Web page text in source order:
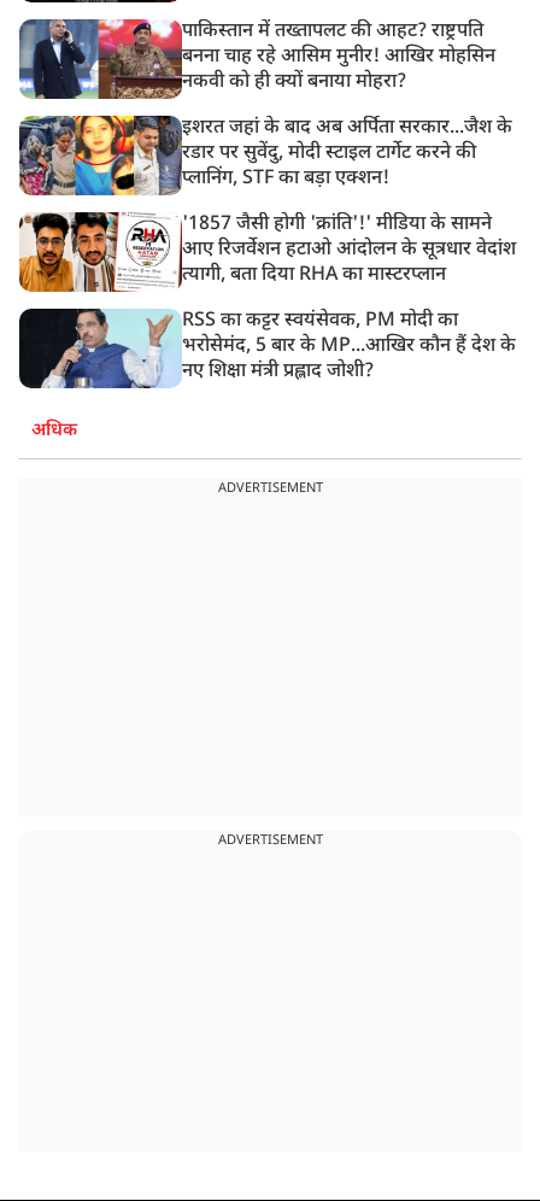
पाकिस्तान में तख्तापलट की आहट? राष्ट्रपति
बनना चाह रहे आसिम मुनीर! आखिर मोहसिन
नकवी को ही क्यों बनाया मोहरा?
इशरत जहां के बाद अब अर्पिता सरकार...जैश के
रडार पर सुवेंदु, मोदी स्टाइल टार्गेट करने की
प्लानिंग, STF का बड़ा एक्शन!
'1857 जैसी होगी 'क्रांति'!' मीडिया के सामने
आए रिजर्वेशन हटाओ आंदोलन के सूत्रधार वेदांश
त्यागी, बता दिया RHA का मास्टरप्लान
RSS का कट्टर स्वयंसेवक, PM मोदी का
भरोसेमंद, 5 बार के MP...आखिर कौन हैं देश के
नए शिक्षा मंत्री प्रह्लाद जोशी?
अधिक
ADVERTISEMENT
ADVERTISEMENT